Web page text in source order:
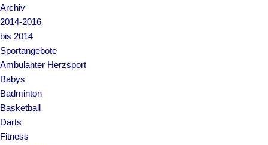
Archiv
2014-2016
bis 2014
Sportangebote
Ambulanter Herzsport
Babys
Badminton
Basketball
Darts
Fitness